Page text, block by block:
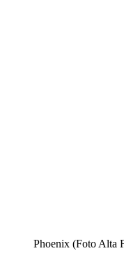
Phoenix (Foto Alta